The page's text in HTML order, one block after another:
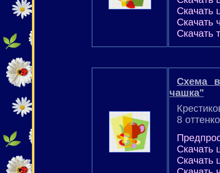
Скачать
Скачать
Скачать
Схема
чашка"
8
Скачать
Скачать